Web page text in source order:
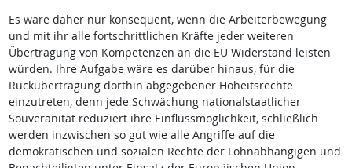
Es wäre daher nur konsequent, wenn die Arbeiterbewegung
und mit ihr alle fortschrittlichen Kräfte jeder weiteren
Übertragung von Kompetenzen an die EU Widerstand leisten
würden. Ihre Aufgabe wäre es darüber hinaus, für die
Rückübertragung dorthin abgegebener Hoheitsrechte
einzutreten, denn jede Schwächung nationalstaatlicher
Souveränität reduziert ihre Einflussmöglichkeit, schließlich
werden inzwischen so gut wie alle Angriffe auf die
demokratischen und sozialen Rechte der Lohnabhängigen und